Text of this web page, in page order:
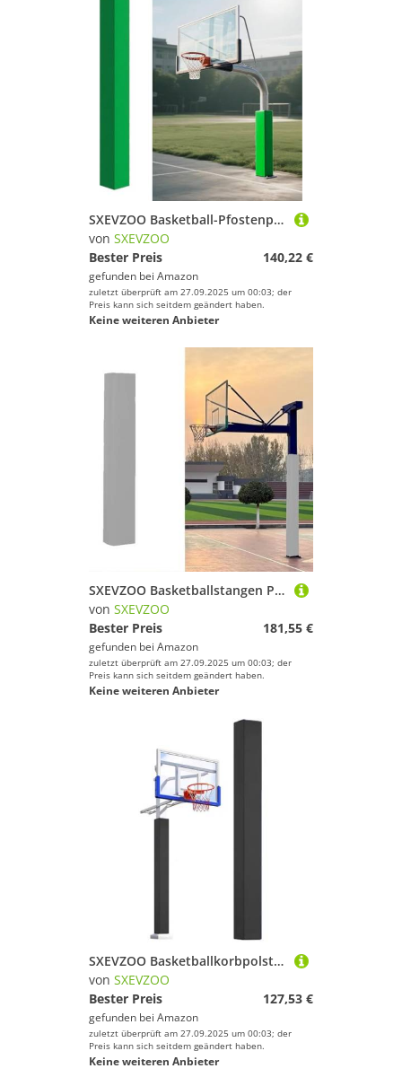
SXEVZOO Basketball-Pfostenpolster 4/5/6 Fuß Hoch Basketballstangen-Polsterung für 8x8cm bis 20x20cm Quadratische Stangenabdeckung für Trainingsspielerschutz(Green 6ft,12x12cm Pole)
von SXEVZOO
Bester Preis
140,22 €
gefunden bei Amazon
zuletzt überprüft am 27.09.2025 um 00:03; der
Preis kann sich seitdem geändert haben.
Keine weiteren Anbieter
SXEVZOO Basketballstangen Polster 180cm Hoch Quadratische Basketballkorb-Polsterung Allwetter-Wasserdicht Schaumstoff-Polsterpolster für Garage Turnhallen Schulen(Grey,18x18cm Pole)
von SXEVZOO
Bester Preis
181,55 €
gefunden bei Amazon
zuletzt überprüft am 27.09.2025 um 00:03; der
Preis kann sich seitdem geändert haben.
Keine weiteren Anbieter
SXEVZOO Basketballkorbpolster Allwetter Basketballstangen-Polsterung 5,9 Fuß Hoch Quadratisches Schutzpolster Schaumstoffbezug Für Draußen Und Drinnen(Black,10x10cm Pole)
von SXEVZOO
Bester Preis
127,53 €
gefunden bei Amazon
zuletzt überprüft am 27.09.2025 um 00:03; der
Preis kann sich seitdem geändert haben.
Keine weiteren Anbieter